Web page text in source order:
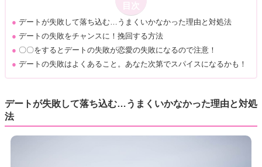
目次
● デートが失敗して落ち込む…うまくいかなかった理由と対処法
● デートの失敗をチャンスに！挽回する方法
● 〇〇をするとデートの失敗が恋愛の失敗になるので注意！
● デートの失敗はよくあること。あなた次第でスパイスになるかも！
デートが失敗して落ち込む…うまくいかなかった理由と対処
法